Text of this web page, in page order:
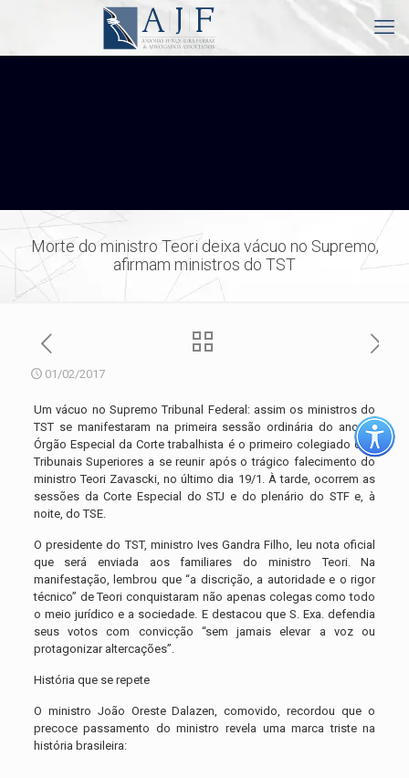
Morte do ministro Teori deixa vácuo no Supremo,
afirmam ministros do TST
01/02/2017
Um vácuo no Supremo Tribunal Federal: assim os ministros do
TST se manifestaram na primeira sessão ordinária do ano. O
Órgão Especial da Corte trabalhista é o primeiro colegiado dos
Tribunais Superiores a se reunir após o trágico falecimento do
ministro Teori Zavascki, no último dia 19/1. À tarde, ocorrem as
sessões da Corte Especial do STJ e do plenário do STF e, à
noite, do TSE.
O presidente do TST, ministro Ives Gandra Filho, leu nota oficial
que será enviada aos familiares do ministro Teori. Na
manifestação, lembrou que “a discrição, a autoridade e o rigor
técnico” de Teori conquistaram não apenas colegas como todo
o meio jurídico e a sociedade. E destacou que S. Exa. defendia
seus votos com convicção “sem jamais elevar a voz ou
protagonizar altercações”.
História que se repete
O ministro João Oreste Dalazen, comovido, recordou que o
precoce passamento do ministro revela uma marca triste na
história brasileira: